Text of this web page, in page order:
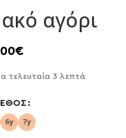
αγόρι
€
τελευταία 3 λεπτά